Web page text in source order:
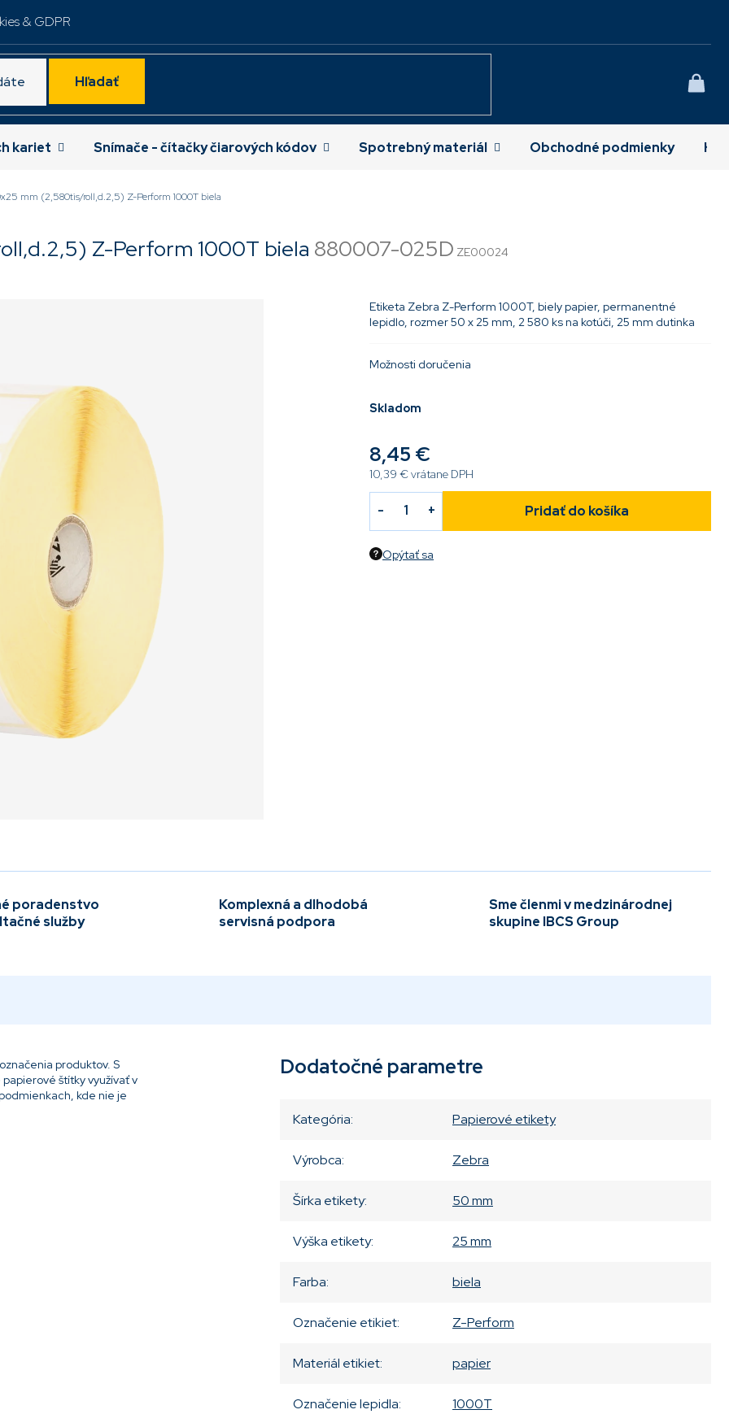
& GDPR
Hľadať
kariet Snímače - čítačky čiarových kódov Spotrebný materiál Obchodné podmienky
mm (2,580tis/roll,d.2,5) Z-Perform 1000T biela
Z-Perform 1000T biela 880007-025D ZE00024
8,45 €
10,39 € vrátane DPH
Skladom
Možnosti doručenia
Pridať do košíka
Etiketa Zebra Z-Perform 1000T, biely papier, permanentné
lepidlo, rozmer 50 x 25 mm, 2 580 ks na kotúči, 25 mm dutinka
Opýtať sa
poradenstvo
služby
Komplexná a dlhodobá
servisná podpora
Sme členmi v medzinárodnej
skupine IBCS Group
produktov. S
štítky využívať v
kde nie je
Dodatočné parametre
Kategória: Papierové etikety
Výrobca: Zebra
Šírka etikety: 50 mm
Výška etikety: 25 mm
Farba: biela
Označenie etikiet: Z-Perform
Materiál etikiet: papier
Označenie lepidla: 1000T